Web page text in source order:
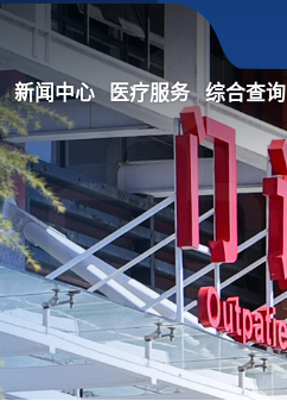
新闻中心 医疗服务 综合查询